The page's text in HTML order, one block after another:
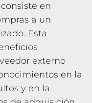
en
a un
Esta
externo
en la
y en la